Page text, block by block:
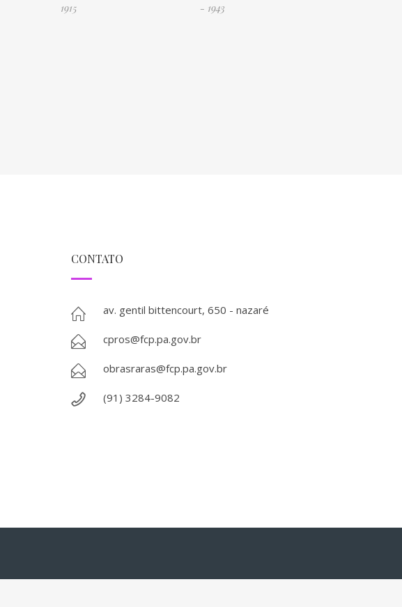
1915
- 1943
CONTATO
av. gentil bittencourt, 650 - nazaré
cpros@fcp.pa.gov.br
obrasraras@fcp.pa.gov.br
(91) 3284-9082